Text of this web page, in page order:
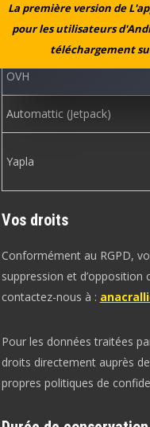
La première version de
pour les utilisateurs
téléchargement
Service
OVH
Automattic (Jetpack)
Yapla
Vos droits
Conformément au RGPD,
suppression et d’opposition
contactez-nous à :
Pour les données traitées
droits directement auprès
propres politiques de